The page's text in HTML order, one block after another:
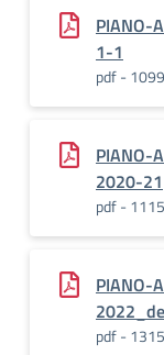
PIANO-
1-1
pdf -
PIANO-
2020-21
pdf -
PIANO-
pdf -